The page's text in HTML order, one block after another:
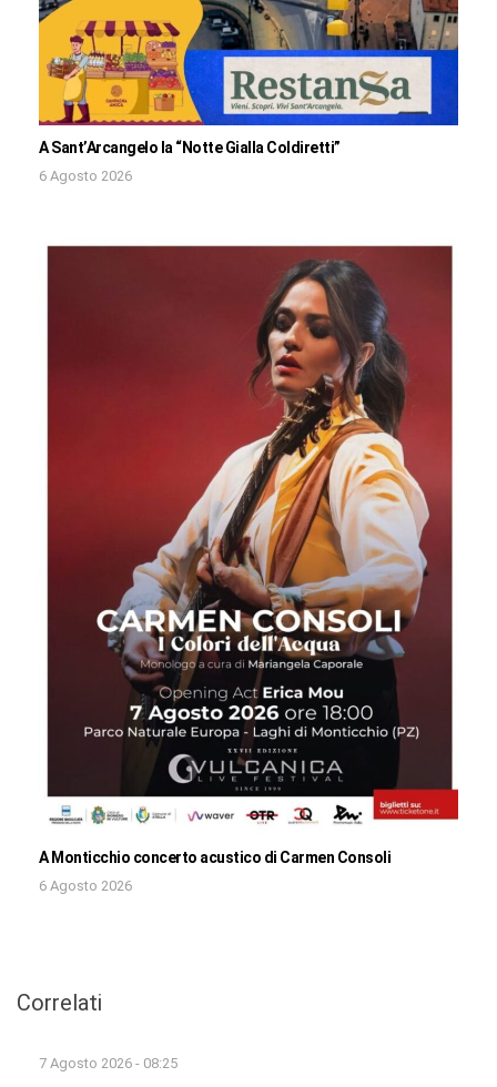
A Sant’Arcangelo la “Notte Gialla Coldiretti”
6 Agosto 2026
A Monticchio concerto acustico di Carmen Consoli
6 Agosto 2026
Correlati
7 Agosto 2026 - 08:25